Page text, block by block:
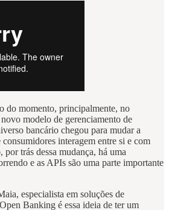
do momento, principalmente, no
modelo de gerenciamento de
bancário chegou para mudar a
interagem entre si e com
por trás dessa mudança, há uma
e as APIs são uma parte importante
especialista em soluções de
Banking é essa ideia de ter um